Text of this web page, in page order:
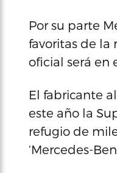
Por su parte
favoritas de la
oficial será en
El fabricante
este año la
refugio de
‘Mercedes-